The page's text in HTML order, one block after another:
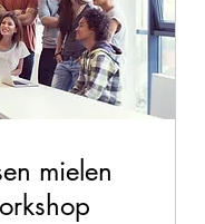
mielen